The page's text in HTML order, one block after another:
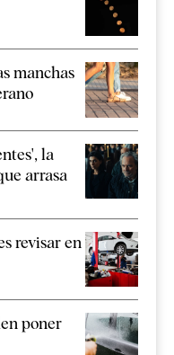
manchas
la
arrasa
revisar en
poner